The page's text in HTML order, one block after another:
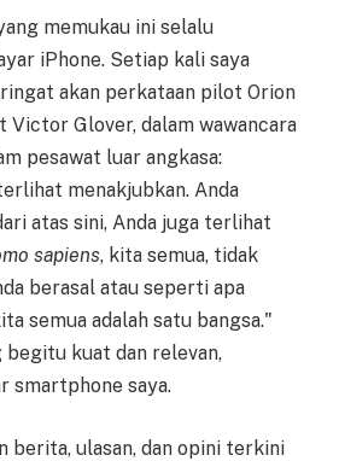
memukau ini selalu
iPhone. Setiap kali saya
akan perkataan pilot Orion
Glover, dalam wawancara
pesawat luar angkasa:
menakjubkan. Anda
atas sini, Anda juga terlihat
sapiens, kita semua, tidak
berasal atau seperti apa
semua adalah satu bangsa."
begitu kuat dan relevan,
smartphone saya.
berita, ulasan, dan opini terkini